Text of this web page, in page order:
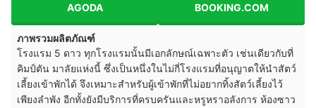
AGODA BOOKING.COM
ภาพรวมผลิตภัณฑ์
โรงแรม 5 ดาว ทุกโรงแรมนั้นมีเอกลักษณ์เฉพาะตัว เช่นเดียวกับที่
คิมป์ตัน มาลัยแห่งนี้ ซึ่งเป็นหนึ่งในไม่กี่โรงแรมที่อนุญาตให้นำสัตว์
เลี้ยงเข้าพักได้ จึงเหมาะสำหรับผู้เข้าพักที่ไม่อยากทิ้งสัตว์เลี้ยงไว้
เพียงลำพัง อีกทั้งยังมีบริการที่ครบครันและหรูหราอลังการ ห้องซาว